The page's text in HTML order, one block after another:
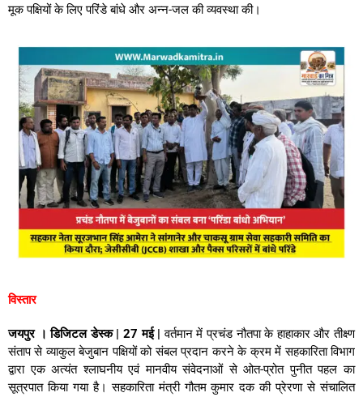
मूक पक्षियों के लिए परिंडे बांधे और अन्न-जल की व्यवस्था की।
विस्तार
जयपुर । डिजिटल डेस्क | 27 मई | वर्तमान में प्रचंड नौतपा के हाहाकार और तीक्ष्ण
संताप से व्याकुल बेजुबान पक्षियों को संबल प्रदान करने के क्रम में सहकारिता विभाग
द्वारा एक अत्यंत श्लाघनीय एवं मानवीय संवेदनाओं से ओत-प्रोत पुनीत पहल का
सूत्रपात किया गया है। सहकारिता मंत्री गौतम कुमार दक की प्रेरणा से संचालित